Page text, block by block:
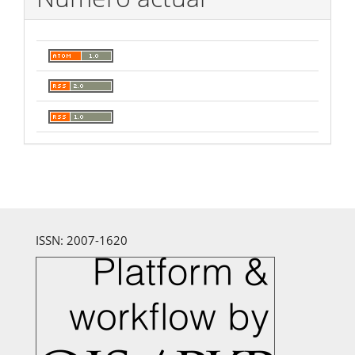
ISSN: 2007-1620